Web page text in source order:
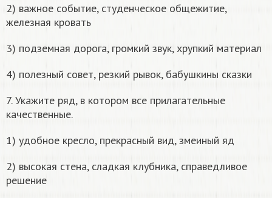
2) важное событие, студенческое общежитие,
железная кровать
3) подземная дорога, громкий звук, хрупкий материал
4) полезный совет, резкий рывок, бабушкины сказки
7. Укажите ряд, в котором все прилагательные
качественные.
1) удобное кресло, прекрасный вид, змеиный яд
2) высокая стена, сладкая клубника, справедливое
решение